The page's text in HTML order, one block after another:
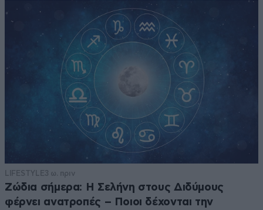
LIFESTYLE3 ω. πριν
Ζώδια σήμερα: Η Σελήνη στους Διδύμους
φέρνει ανατροπές – Ποιοι δέχονται την